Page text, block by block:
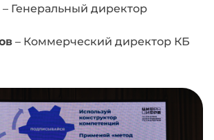
– Генеральный директор
– Коммерческий директор КБ